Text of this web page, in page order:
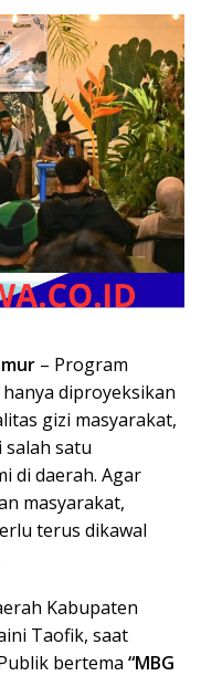
– Program
diproyeksikan
gizi masyarakat,
satu
di daerah. Agar
masyarakat,
terus dikawal
Kabupaten
Taofik, saat
bertema “MBG